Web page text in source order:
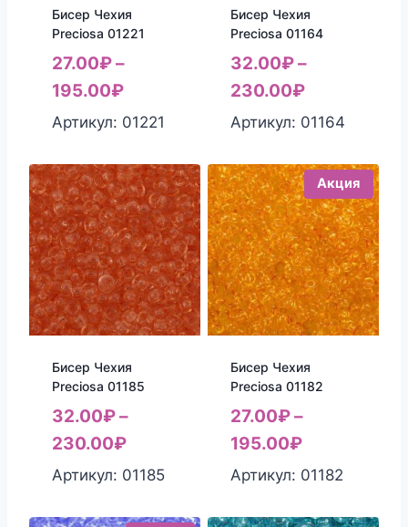
Бисер Чехия
Preciosa 01221
27.00₽–
195.00₽
Артикул: 01221
Бисер Чехия
Preciosa 01164
32.00₽–
230.00₽
Артикул: 01164
Бисер Чехия
Preciosa 01185
32.00₽–
230.00₽
Артикул: 01185
Акция
Бисер Чехия
Preciosa 01182
27.00₽–
195.00₽
Артикул: 01182